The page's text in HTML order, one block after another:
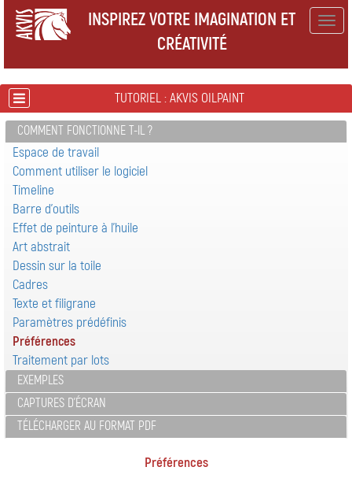
INSPIREZ VOTRE IMAGINATION ET
CRÉATIVITÉ
TUTORIEL : AKVIS OILPAINT
COMMENT FONCTIONNE T-IL ?
Espace de travail
Comment utiliser le logiciel
Timeline
Barre d'outils
Effet de peinture à l'huile
Art abstrait
Dessin sur la toile
Cadres
Texte et filigrane
Paramètres prédéfinis
Préférences
Traitement par lots
EXEMPLES
CAPTURES D'ÉCRAN
TÉLÉCHARGER AU FORMAT PDF
Préférences